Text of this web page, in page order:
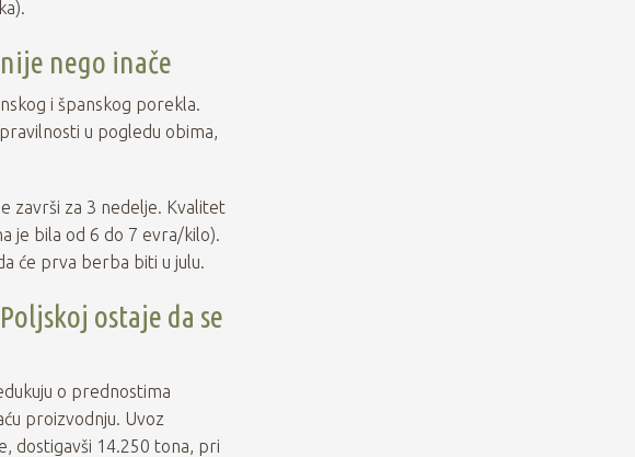
nego inače
i španskog porekla.
u pogledu obima,
završi za 3 nedelje. Kvalitet
je bila od 6 do 7 evra/kilo).
će prva berba biti u julu.
ostaje da se
o prednostima
proizvodnju. Uvoz
dostigavši 14.250 tona, pri